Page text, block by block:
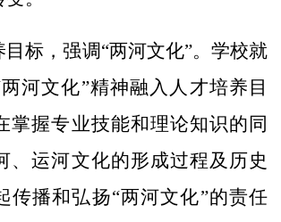
，强调“两河文化”。学校就
河文化”精神融入人才培养目
掌握专业技能和理论知识的同
、运河文化的形成过程及历史
传播和弘扬“两河文化”的责任